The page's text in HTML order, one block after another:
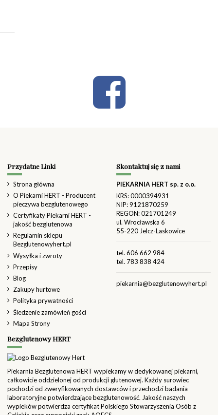
Przydatne Linki
Strona główna
O Piekarni HERT - Producent
pieczywa bezglutenowego
Certyfikaty Piekarni HERT -
jakość bezglutenowa
Regulamin sklepu
Bezglutenowyhert.pl
Wysyłka i zwroty
Przepisy
Blog
Zakupy hurtowe
Polityka prywatności
Śledzenie zamówień gości
Mapa Strony
Skontaktuj się z nami
PIEKARNIA HERT sp. z o.o.
KRS: 0000394931
NIP: 9121870259
REGON: 021701249
ul. Wrocławska 6
55-220 Jelcz-Laskowice
tel. 606 662 984
tel. 783 838 424
piekarnia@bezglutenowyhert.pl
Bezglutenowy HERT
Piekarnia Bezglutenowa HERT wypiekamy w dedykowanej piekarni,
całkowicie oddzielonej od produkcji glutenowej. Każdy surowiec
pochodzi od zweryfikowanych dostawców i przechodzi badania
laboratoryjne potwierdzające bezglutenowość. Jakość naszych
wypieków potwierdza certyfikat Polskiego Stowarzyszenia Osób z